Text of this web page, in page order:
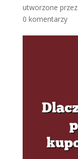
utworzone przez
0 komentarzy